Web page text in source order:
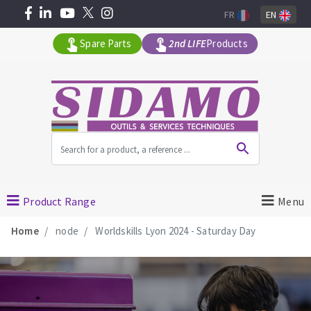
Angle grinders
Surfaceuses à béton
Spare Parts 2nd LIFEProducts
FR EN
Product Range Menu
Home node Worldskills Lyon 2024 - Saturday Day